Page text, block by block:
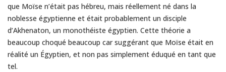
que Moïse n’était pas hébreu, mais réellement né dans la
noblesse égyptienne et était probablement un disciple
d’Akhenaton, un monothéiste égyptien. Cette théorie a
beaucoup choqué beaucoup car suggérant que Moïse était en
réalité un Égyptien, et non pas simplement éduqué en tant que
tel.